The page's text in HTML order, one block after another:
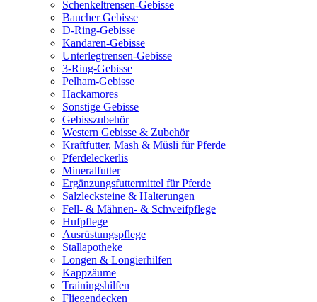
Schenkeltrensen-Gebisse
Baucher Gebisse
D-Ring-Gebisse
Kandaren-Gebisse
Unterlegtrensen-Gebisse
3-Ring-Gebisse
Pelham-Gebisse
Hackamores
Sonstige Gebisse
Gebisszubehör
Western Gebisse & Zubehör
Kraftfutter, Mash & Müsli für Pferde
Pferdeleckerlis
Mineralfutter
Ergänzungsfuttermittel für Pferde
Salzlecksteine & Halterungen
Fell- & Mähnen- & Schweifpflege
Hufpflege
Ausrüstungspflege
Stallapotheke
Longen & Longierhilfen
Kappzäume
Trainingshilfen
Fliegendecken